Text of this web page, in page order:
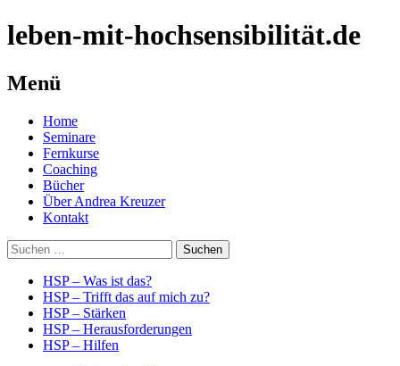
leben-mit-hochsensibilität.de
Menü
Springe
zum
Inhalt
Home
Seminare
Fernkurse
Coaching
Bücher
Über Andrea Kreuzer
Kontakt
Suchen
nach:
HSP – Was ist das?
HSP – Trifft das auf mich zu?
HSP – Stärken
HSP – Herausforderungen
HSP – Hilfen